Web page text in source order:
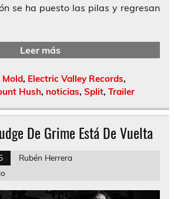
se ha puesto las pilas y regresan
Leer más
, Electric Valley Records,
Hush, noticias, Split, Trailer
De Grime Está De Vuelta
Rubén Herrera